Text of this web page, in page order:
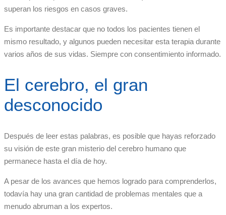
superan los riesgos en casos graves.
Es importante destacar que no todos los pacientes tienen el
mismo resultado, y algunos pueden necesitar esta terapia durante
varios años de sus vidas. Siempre con consentimiento informado.
El cerebro, el gran
desconocido
Después de leer estas palabras, es posible que hayas reforzado
su visión de este gran misterio del cerebro humano que
permanece hasta el día de hoy.
A pesar de los avances que hemos logrado para comprenderlos,
todavía hay una gran cantidad de problemas mentales que a
menudo abruman a los expertos.